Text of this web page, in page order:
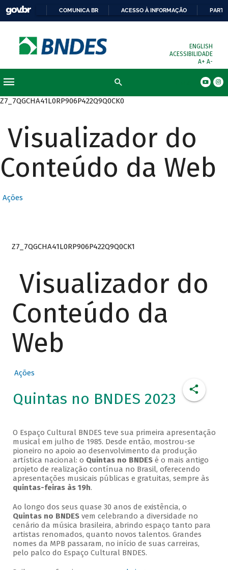
COMUNICA BR ACESSO À INFORMAÇÃO
ENGLISH
ACESSIBILIDADE
A+ A-
Z7_7QGCHA41L0RP906P422Q9Q0CK0
Visualizador do
Conteúdo da Web
Ações
Z7_7QGCHA41L0RP906P422Q9Q0CK1
Visualizador do
Conteúdo da
Web
Ações
Quintas no BNDES 2023
O Espaço Cultural BNDES teve sua primeira apresentação
musical em julho de 1985. Desde então, mostrou-se
pioneiro no apoio ao desenvolvimento da produção
artística nacional: o Quintas no BNDESé o mais antigo
projeto de realização contínua no Brasil, oferecendo
apresentações musicais públicas e gratuitas, sempre às
quintas-feiras às 19h.
Ao longo dos seus quase 30 anos de existência, o
Quintas no BNDESvem celebrando a diversidade no
cenário da música brasileira, abrindo espaço tanto para
artistas renomados, quanto novos talentos. Grandes
nomes da MPB passaram, no início de suas carreiras,
pelo palco do Espaço Cultural BNDES.